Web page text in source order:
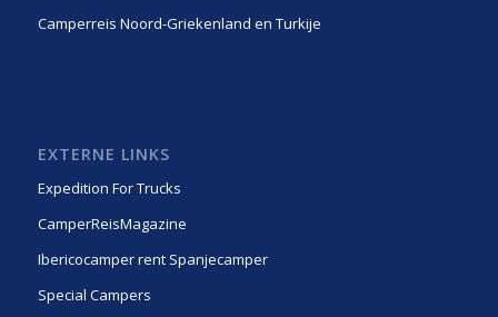
Camperreis Noord-Griekenland en Turkije
EXTERNE LINKS
Expedition For Trucks
CamperReisMagazine
Ibericocamper rent Spanjecamper
Special Campers